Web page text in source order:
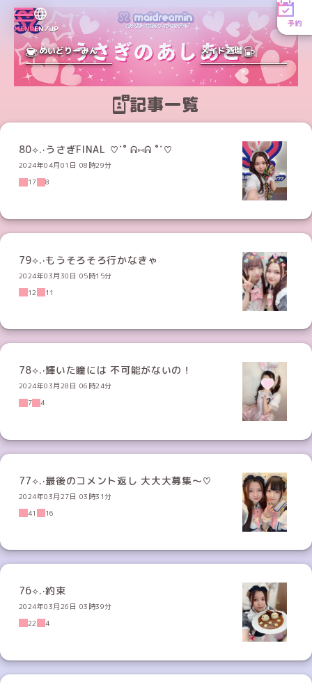
MENUEN／JP
予約
めいどりーみん メイド酒場
記事一覧
80⟡.·うさぎFINAL ♡˙˚ ᕱ⑅ᕱ ˚˙♡
2024年04月01日 08時29分
17
8
79⟡.·もうそろそろ行かなきゃ
2024年03月30日 05時15分
12
11
78⟡.·輝いた瞳には 不可能がないの！
2024年03月28日 06時24分
7
4
77⟡.·最後のコメント返し 大大大募集〜♡
2024年03月27日 03時31分
41
16
76⟡.·約束
2024年03月26日 03時39分
22
4